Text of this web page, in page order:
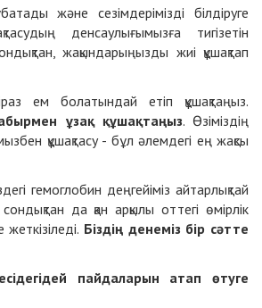
және сезімдерімізді білдіруге
денсаулығымызға тигізетін
жақындарыңызды жиі құшақтап
ем болатындай етіп құшақтаңыз.
ұзақ құшақтаңыз. Өзіміздің
құшақтасу - бұл әлемдегі ең жақсы
гемоглобин деңгейіміз айтарлықтай
да қан арқылы оттегі өмірлік
Біздің денеміз бір сәтте
пайдаларын атап өтуге